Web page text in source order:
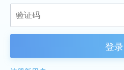
登录